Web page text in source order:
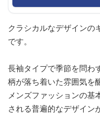
クラシカルなデザインの
です。
長袖タイプで季節を問わ
柄が落ち着いた雰囲気を
メンズファッションの基
される普遍的なデザイン